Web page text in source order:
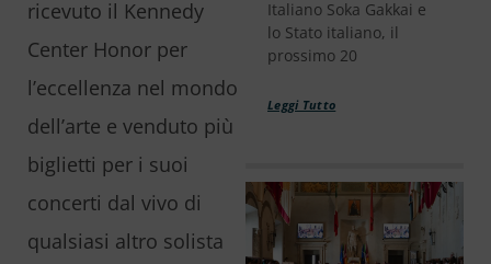
ricevuto il Kennedy
Center Honor per
l’eccellenza nel mondo
dell’arte e venduto più
biglietti per i suoi
concerti dal vivo di
qualsiasi altro solista
Italiano Soka Gakkai e
lo Stato italiano, il
prossimo 20
Leggi Tutto